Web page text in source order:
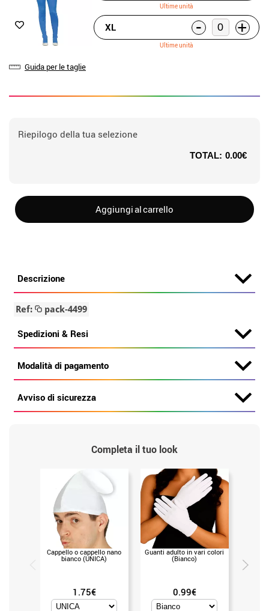
Guida per le taglie
Ultime unità
XL - +
Ultime unità
Riepilogo della tua selezione
TOTAL: 0.00€
Aggiungi al carrello
Descrizione
Ref: pack-4499
Spedizioni & Resi
Modalità di pagamento
Avviso di sicurezza
Completa il tuo look
Cappello o cappello nano
bianco (UNICA)
1.75€
Guanti adulto in vari colori
(Bianco)
0.99€